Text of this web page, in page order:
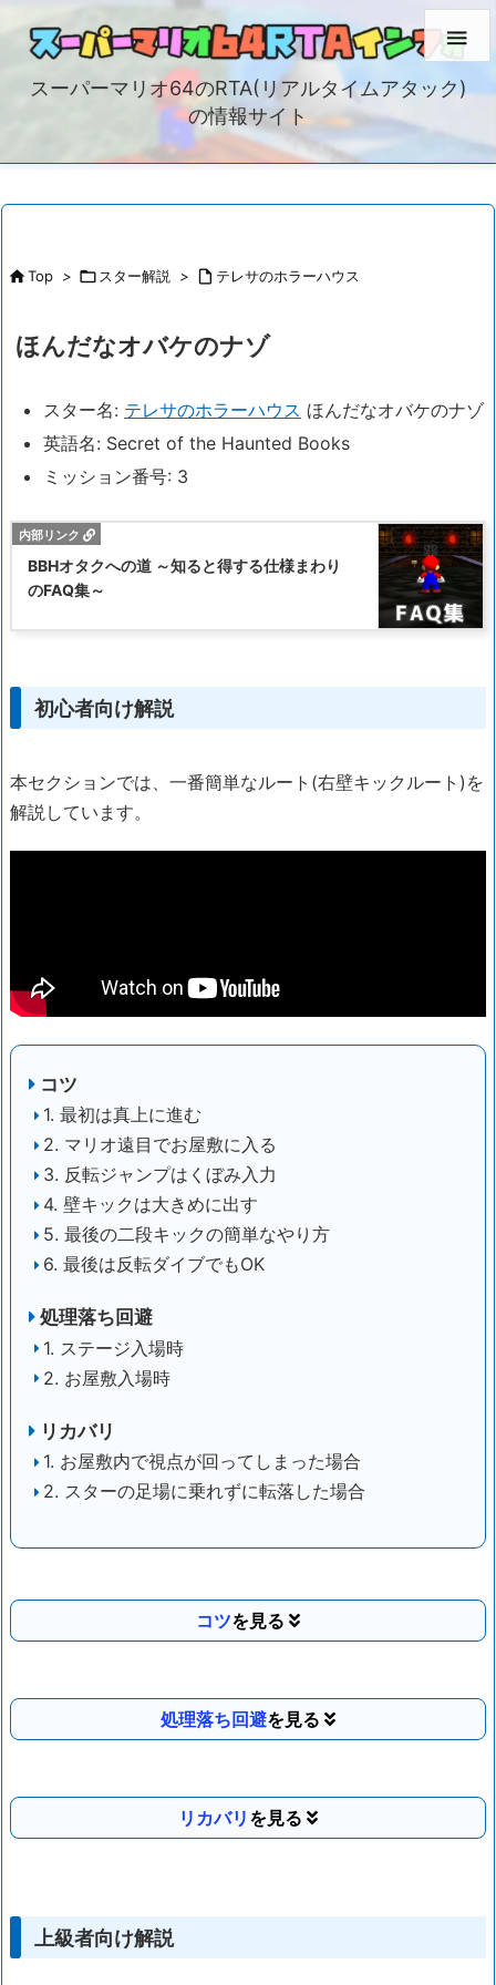
スーパーマリオ64のRTA(リアルタイムアタック)
の情報サイト

Top > スター解説 >  テレサのホラーハウス
ほんだなオバケのナゾ
スター名: テレサのホラーハウス ほんだなオバケのナゾ
英語名: Secret of the Haunted Books
ミッション番号: 3
BBHオタクへの道 ～知ると得する仕様まわり
のFAQ集～
初心者向け解説
本セクションでは、一番簡単なルート(右壁キックルート)を
解説しています。
コツ
1. 最初は真上に進む
2. マリオ遠目でお屋敷に入る
3. 反転ジャンプはくぼみ入力
4. 壁キックは大きめに出す
5. 最後の二段キックの簡単なやり方
6. 最後は反転ダイブでもOK
処理落ち回避
1. ステージ入場時
2. お屋敷入場時
リカバリ
1. お屋敷内で視点が回ってしまった場合
2. スターの足場に乗れずに転落した場合
コツ
処理落ち回避
リカバリ
上級者向け解説